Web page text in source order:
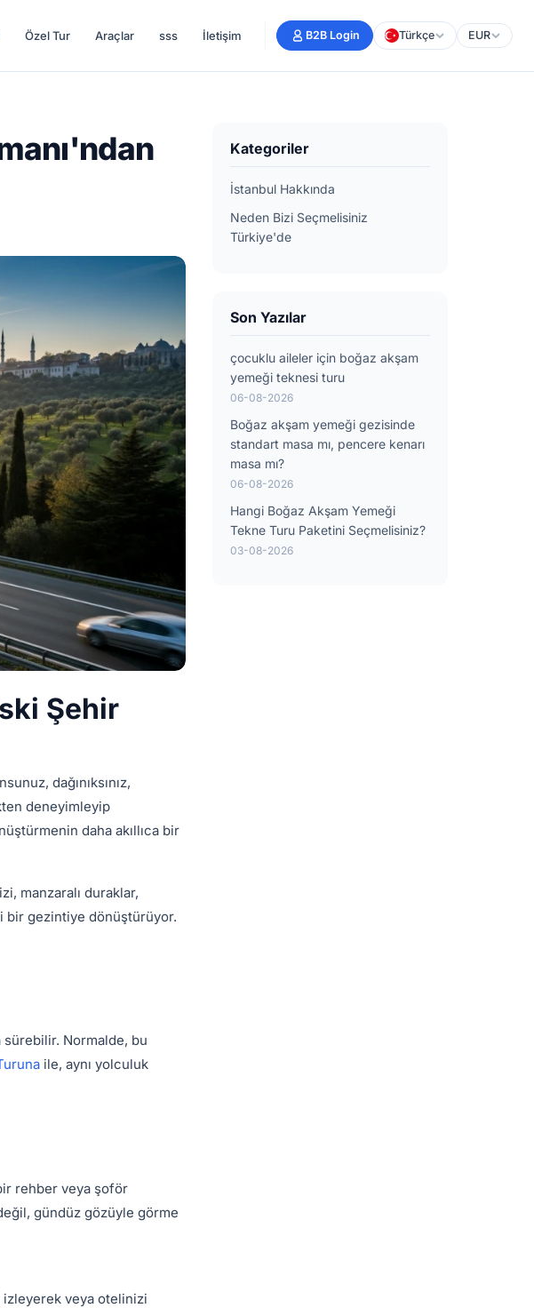
Özel Tur Araçlar sss İletişim B2B Login Türkçe EUR
Şehir
dağınıksınız,
deneyimleyip
daha akıllıca bir
manzaralı duraklar,
bir gezintiye dönüştürüyor.
sürebilir. Normalde, bu
ile, aynı yolculuk
rehber veya şoför
gündüz gözüyle görme
veya otelinizi
Kategoriler
İstanbul Hakkında
Neden Bizi Seçmelisiniz
Türkiye'de
Son Yazılar
çocuklu aileler için boğaz akşam
yemeği teknesi turu
06-08-2026
Boğaz akşam yemeği gezisinde
standart masa mı, pencere kenarı
masa mı?
06-08-2026
Hangi Boğaz Akşam Yemeği
Tekne Turu Paketini Seçmelisiniz?
03-08-2026